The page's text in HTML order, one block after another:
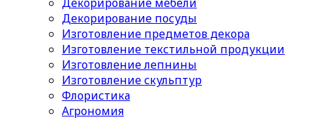
Декорирование посуды
Изготовление предметов декора
Изготовление текстильной продукции
Изготовление лепнины
Изготовление скульптур
Флористика
Агрономия